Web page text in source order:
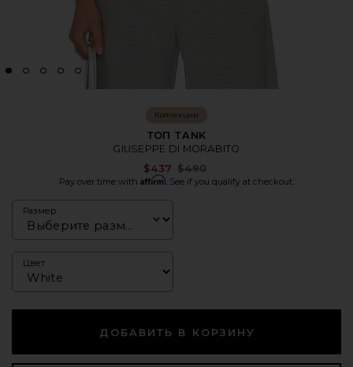
Коллекции
ТОП TANK
GIUSEPPE DI MORABITO
$437 Previous price:
$490
Pay over time with Affirm . See if you qualify at checkout.
Размер
Цвет
ДОБАВИТЬ В КОРЗИНУ